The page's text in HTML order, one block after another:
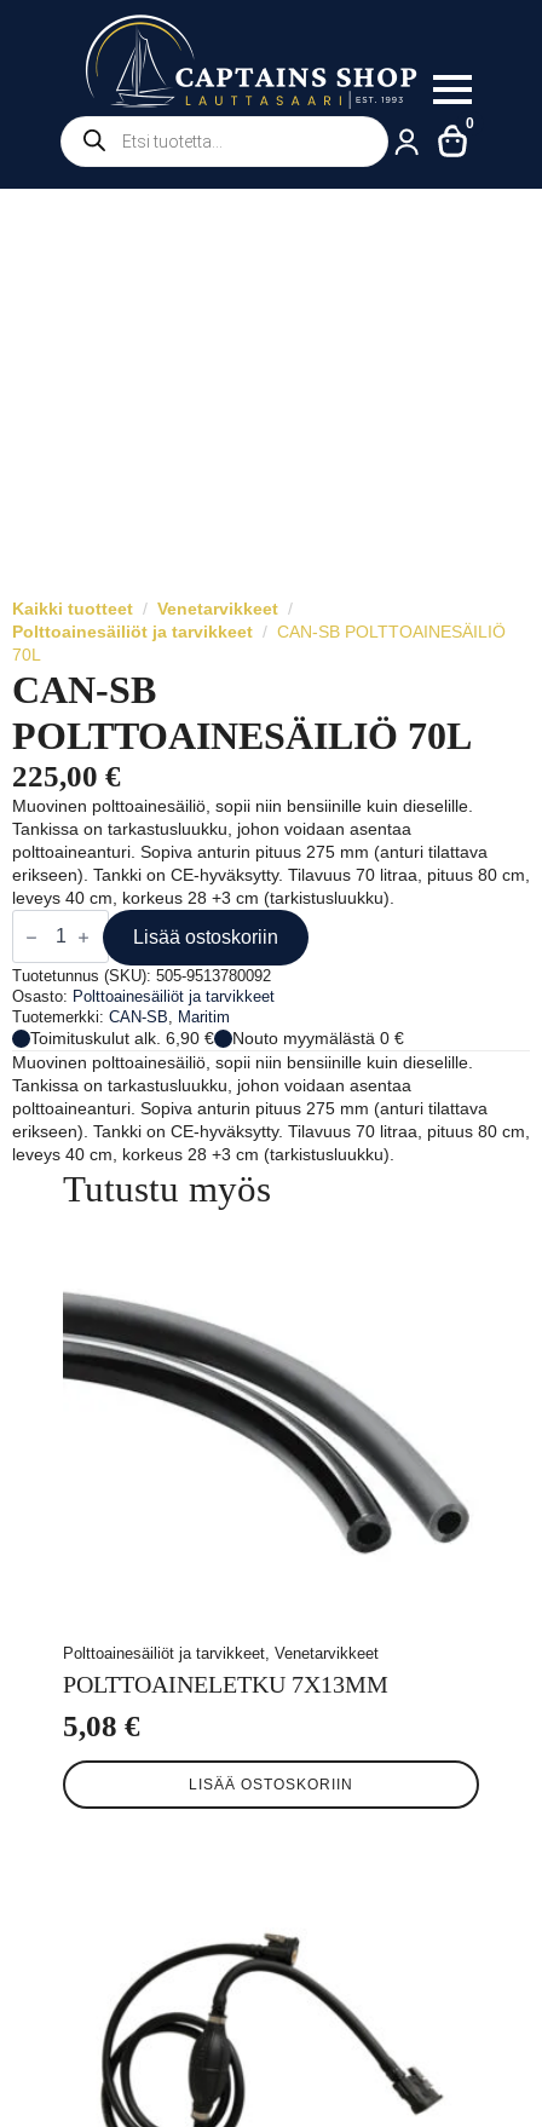
Products
search
0
Kaikki tuotteet
Venetarvikkeet
Polttoainesäiliöt ja tarvikkeet
CAN-SB POLTTOAINESÄILIÖ
70L
CAN-SB
POLTTOAINESÄILIÖ 70L
225,00 €
Muovinen polttoainesäiliö, sopii niin bensiinille kuin dieselille.
Tankissa on tarkastusluukku, johon voidaan asentaa
polttoaineanturi. Sopiva anturin pituus 275 mm (anturi tilattava
erikseen). Tankki on CE-hyväksytty. Tilavuus 70 litraa, pituus 80 cm,
leveys 40 cm, korkeus 28 +3 cm (tarkistusluukku).
CAN-
SB
POLTTOAINESÄILIÖ
70L
määrä
Lisää ostoskoriin
Tuotetunnus (SKU): 505-9513780092
Osasto: Polttoainesäiliöt ja tarvikkeet
Tuotemerkki: CAN-SB, Maritim
Toimituskulut alk. 6,90 €
Nouto myymälästä 0 €
Muovinen polttoainesäiliö, sopii niin bensiinille kuin dieselille.
Tankissa on tarkastusluukku, johon voidaan asentaa
polttoaineanturi. Sopiva anturin pituus 275 mm (anturi tilattava
erikseen). Tankki on CE-hyväksytty. Tilavuus 70 litraa, pituus 80 cm,
leveys 40 cm, korkeus 28 +3 cm (tarkistusluukku).
Tutustu myös
Polttoainesäiliöt ja tarvikkeet, Venetarvikkeet
POLTTOAINELETKU 7X13MM
5,08 €
LISÄÄ OSTOSKORIIN